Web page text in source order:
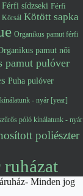
Férfi sídzseki Férfi
Körsál Kötött sapka
Organikus pamut férfi
pamut női
pamut pulóver
Puha pulóver
- nyár [year]
póló kínálatunk - nyár
poliészter
Minden jog